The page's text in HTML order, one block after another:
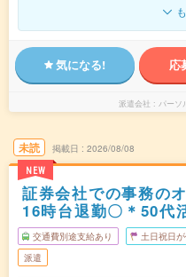
気になる! 応
派遣会社 パーソ
未読
NEW
掲載日 2026/08/08
証券会社での事務の
16時台退勤〇＊50代
交通費別途支給あり 土日祝日が
派遣